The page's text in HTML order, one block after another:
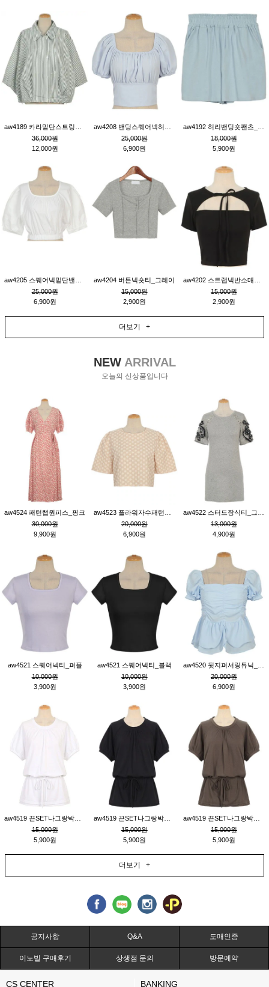
36,000원
12,000원
25,000원
6,900원
18,000원
5,900원
25,000원
6,900원
aw4204 버튼넥숏티_그레이
15,000원
2,900원
15,000원
2,900원
더보기 +
NEWARRIVAL
오늘의 신상품입니다
aw4524 패턴랩원피스_핑크
30,000원
9,900원
20,000원
6,900원
13,000원
4,900원
aw4521 스퀘어넥티_퍼플
10,000원
3,900원
aw4521 스퀘어넥티_블랙
10,000원
3,900원
20,000원
6,900원
15,000원
5,900원
15,000원
5,900원
15,000원
5,900원
더보기 +
공지사항 Q&A 도매인증
이노빌 구매후기 상생점 문의 방문예약
CS CENTER BANKING